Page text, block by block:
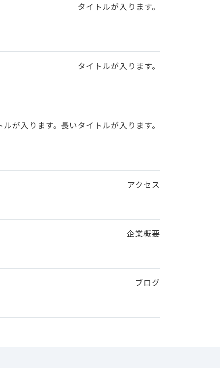
タイトルが入ります。
タイトルが入ります。
が入ります。長いタイトルが入ります。
アクセス
企業概要
ブログ